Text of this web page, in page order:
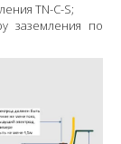
TN-C-S;
заземления по